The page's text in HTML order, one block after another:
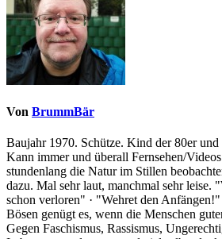
Von BrummBär
Baujahr 1970. Schütze. Kind der 80er und
Kann immer und überall Fernsehen/
stundenlang die Natur im Stillen
dazu. Mal sehr laut, manchmal sehr leise.
schon verloren" · "Wehret den
Bösen genügt es, wenn die Menschen
Gegen Faschismus, Rassismus,